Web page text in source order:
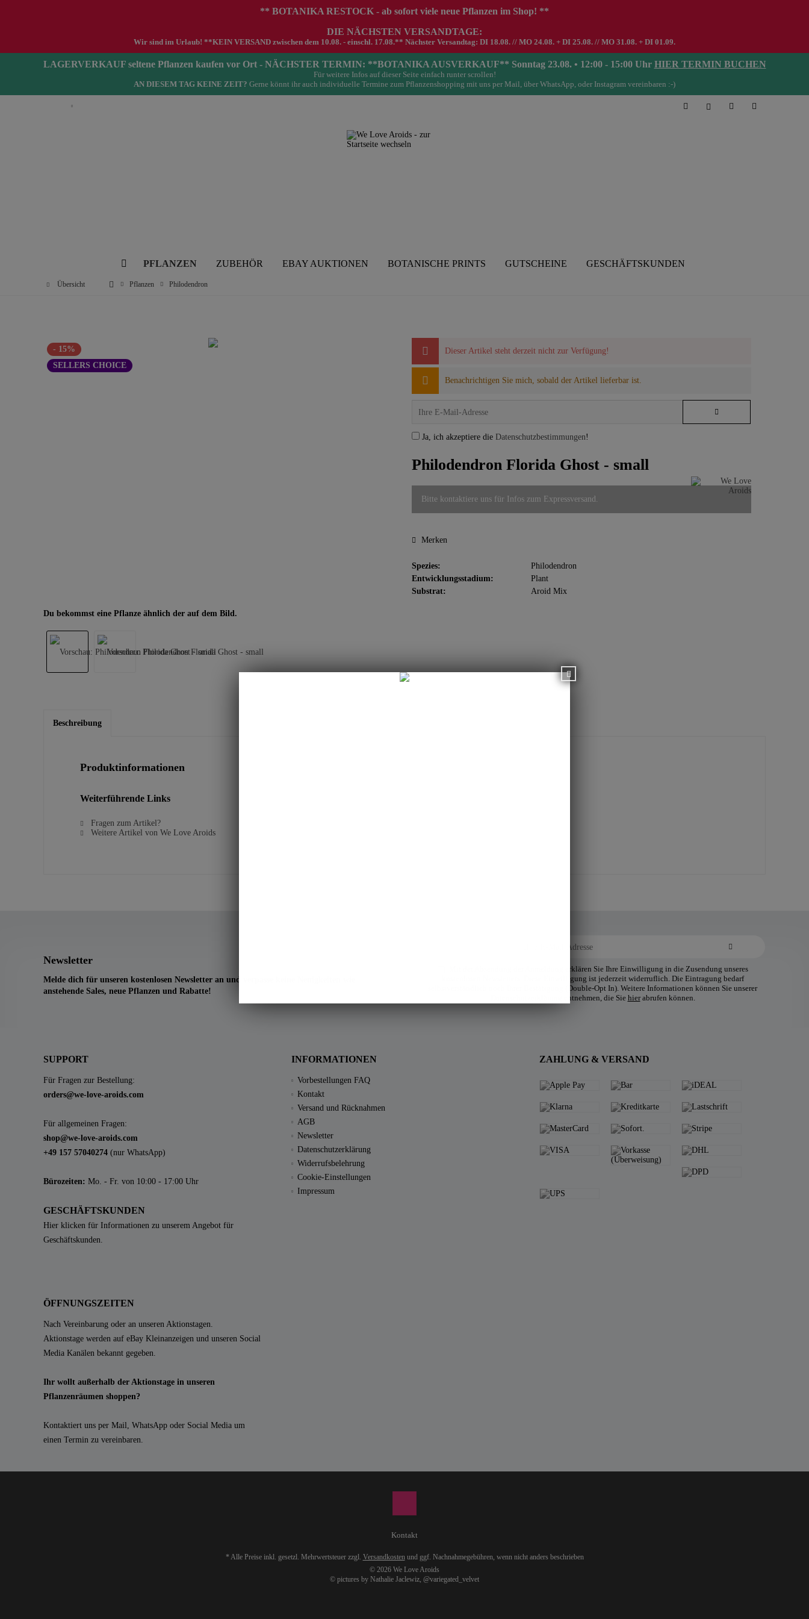
** BOTANIKA RESTOCK - ab sofort viele neue Pflanzen im Shop! **
DIE NÄCHSTEN VERSANDTAGE:
Wir sind im Urlaub! **KEIN VERSAND zwischen dem 10.08. - einschl. 17.08.** Nächster Versandtag: DI 18.08. // MO 24.08. + DI 25.08. // MO 31.08. + DI 01.09.
LAGERVERKAUF seltene Pflanzen kaufen vor Ort - NÄCHSTER TERMIN: **BOTANIKA AUSVERKAUF** Sonntag 23.08. • 12:00 - 15:00 Uhr HIER TERMIN BUCHEN
Für weitere Infos auf dieser Seite einfach runter scrollen!
AN DIESEM TAG KEINE ZEIT? Gerne könnt ihr auch individuelle Termine zum Pflanzenshopping mit uns per Mail, über WhatsApp, oder Instagram vereinbaren :-)
PFLANZEN ZUBEHÖR EBAY AUKTIONEN BOTANISCHE PRINTS GUTSCHEINE GESCHÄFTSKUNDEN
Übersicht Pflanzen Philodendron
- 15%
SELLERS CHOICE
Du bekommst eine Pflanze ähnlich der auf dem Bild.
Dieser Artikel steht derzeit nicht zur Verfügung!
Benachrichtigen Sie mich, sobald der Artikel lieferbar ist.
Ja, ich akzeptiere die Datenschutzbestimmungen!
Philodendron Florida Ghost - small
Bitte kontaktiere uns für Infos zum Expressversand.
Merken
Spezies:
Philodendron
Entwicklungsstadium:
Plant
Substrat:
Aroid Mix
Beschreibung
Produktinformationen
Weiterführende Links
Fragen zum Artikel?
Weitere Artikel von We Love Aroids
Newsletter
Melde dich für unseren kostenlosen Newsletter an und verpasse keine Neuigkeiten wie
anstehende Sales, neue Pflanzen und Rabatte!
Mit der Absendung der Anmeldung erklären Sie Ihre Einwilligung in die Zusendung unseres
kostenlosen Newsletters. Diese Einwilligung ist jederzeit widerruflich. Die Eintragung bedarf
selbstverständlich noch Ihrer Bestätigung (Double-Opt In). Weitere Informationen können Sie unserer
Datenschutzerklärung entnehmen, die Sie hierabrufen können.
SUPPORT
Für Fragen zur Bestellung:
orders@we-love-aroids.com
Für allgemeinen Fragen:
shop@we-love-aroids.com
+49 157 57040274 (nur WhatsApp)
Bürozeiten: Mo. - Fr. von 10:00 - 17:00 Uhr
GESCHÄFTSKUNDEN
Hier klicken für Informationen zu unserem Angebot für
Geschäftskunden.
INFORMATIONEN
Vorbestellungen FAQ
Kontakt
Versand und Rücknahmen
AGB
Newsletter
Datenschutzerklärung
Widerrufsbelehrung
Cookie-Einstellungen
Impressum
ZAHLUNG & VERSAND
ÖFFNUNGSZEITEN
Nach Vereinbarung oder an unseren Aktionstagen.
Aktionstage werden auf eBay Kleinanzeigen und unseren Social
Media Kanälen bekannt gegeben.
Ihr wollt außerhalb der Aktionstage in unseren
Pflanzenräumen shoppen?
Kontaktiert uns per Mail, WhatsApp oder Social Media um
einen Termin zu vereinbaren.
Kontakt
* Alle Preise inkl. gesetzl. Mehrwertsteuer zzgl. Versandkostenund ggf. Nachnahmegebühren, wenn nicht anders beschrieben
© 2026 We Love Aroids
© pictures by Nathalie Jaclewiz, @variegated_velvet